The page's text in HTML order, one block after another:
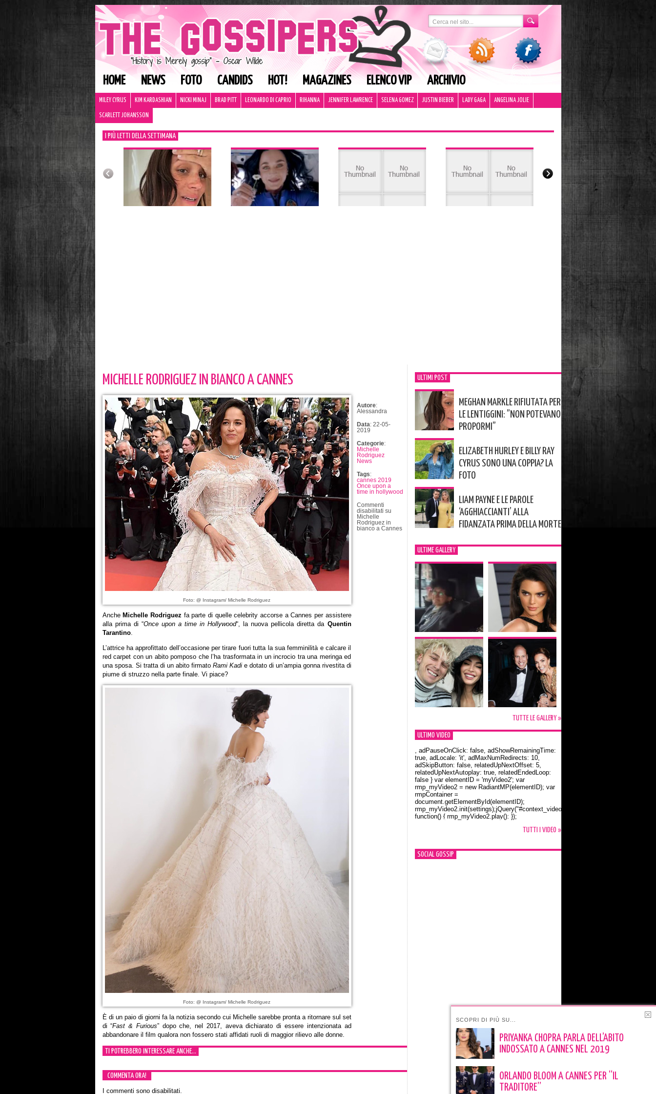
HOME NEWS FOTO CANDIDS HOT! MAGAZINES ELENCO VIP ARCHIVIO
MILEY CYRUS KIM KARDASHIAN NICKI MINAJ BRAD PITT LEONARDO DI CAPRIO RIHANNA JENNIFER LAWRENCE SELENA GOMEZ JUSTIN BIEBER LADY GAGA ANGELINA JOLIE
SCARLETT JOHANSSON
I PIÙ LETTI DELLA SETTIMANA
MICHELLE RODRIGUEZ IN BIANCO A CANNES
Foto: @ Instagram/ Michelle Rodriguez
Anche Michelle Rodriguez fa parte di quelle celebrity accorse a Cannes per assistere
alla prima di “Once upon a time in Hollywood“, la nuova pellicola diretta da Quentin
Tarantino.
L’attrice ha approfittato dell’occasione per tirare fuori tutta la sua femminilità e calcare il
red carpet con un abito pomposo che l’ha trasformata in un incrocio tra una meringa ed
una sposa. Si tratta di un abito firmato Rami Kadie dotato di un’ampia gonna rivestita di
piume di struzzo nella parte finale. Vi piace?
Foto: @ Instagram/ Michelle Rodriguez
È di un paio di giorni fa la notizia secondo cui Michelle sarebbe pronta a ritornare sul set
di “Fast & Furious” dopo che, nel 2017, aveva dichiarato di essere intenzionata ad
abbandonare il film qualora non fossero stati affidati ruoli di maggior rilievo alle donne.
Autore:
Alessandra
Data: 22-05-
2019
Categorie:
Michelle
Rodriguez
News
Tags:
cannes 2019
Once upon a
time in hollywood
Commenti
disabilitati su
Michelle
Rodriguez in
bianco a Cannes
TI POTREBBERO INTERESSARE ANCHE...
COMMENTA ORA!
I commenti sono disabilitati.
ULTIMI POST
MEGHAN MARKLE RIFIUTATA PER
LE LENTIGGINI: ”NON POTEVANO
PROPORMI”
ELIZABETH HURLEY E BILLY RAY
CYRUS SONO UNA COPPIA? LA
FOTO
LIAM PAYNE E LE PAROLE
‘AGGHIACCIANTI’ ALLA
FIDANZATA PRIMA DELLA MORTE
ULTIME GALLERY
TUTTE LE GALLERY »
ULTIMO VIDEO
Orlando Bloom e la t-shirt dedicata a Flynn
, adPauseOnClick: false, adShowRemainingTime:
true, adLocale: 'it', adMaxNumRedirects: 10,
adSkipButton: false, relatedUpNextOffset: 5,
relatedUpNextAutoplay: true, relatedEndedLoop:
false } var elementID = 'myVideo2'; var
rmp_myVideo2 = new RadiantMP(elementID); var
rmpContainer =
document.getElementById(elementID);
rmp_myVideo2.init(settings);jQuery("#context_video2").one("mouseover",
function() { rmp_myVideo2.play(); });
TUTTI I VIDEO »
SOCIAL GOSSIP
SCOPRI DI PIÙ SU...
PRIYANKA CHOPRA PARLA DELL’ABITO
INDOSSATO A CANNES NEL 2019
ORLANDO BLOOM A CANNES PER “IL
TRADITORE”